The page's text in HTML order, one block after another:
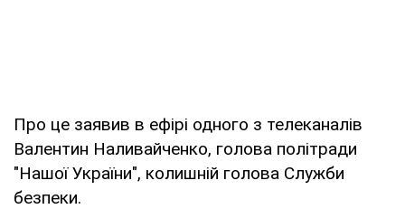
Про це заявив в ефірі одного з телеканалів
Валентин Наливайченко, голова політради
"Нашої України", колишній голова Служби
безпеки.